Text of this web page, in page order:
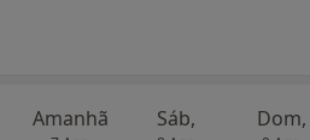
Amanhã Sáb, Dom,